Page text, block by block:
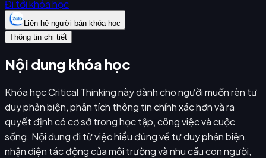
Đi tới khóa học
Liên hệ người bán khóa học
Thông tin chi tiết
Nội dung khóa học
Khóa học Critical Thinking này dành cho người muốn rèn tư
duy phản biện, phân tích thông tin chính xác hơn và ra
quyết định có cơ sở trong học tập, công việc và cuộc
sống. Nội dung đi từ việc hiểu đúng về tư duy phản biện,
nhận diện tác động của môi trường và nhu cầu con người,